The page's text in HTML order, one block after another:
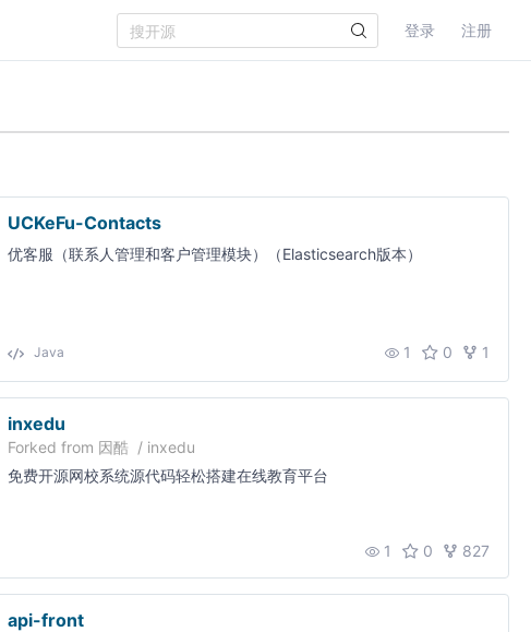
登录 注册
UCKeFu-Contacts
优客服（联系人管理和客户管理模块）（Elasticsearch版本）
Java 1 0 1
inxedu
Forked from 因酷 / inxedu
免费开源网校系统源代码轻松搭建在线教育平台
1 0 827
api-front